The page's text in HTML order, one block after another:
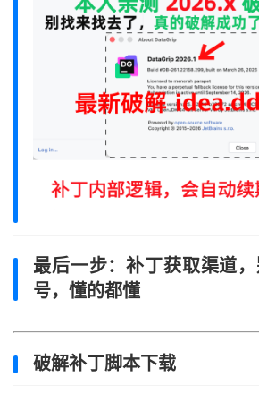
最后一步：补丁获取渠道
号，懂的都懂
破解补丁脚本下载